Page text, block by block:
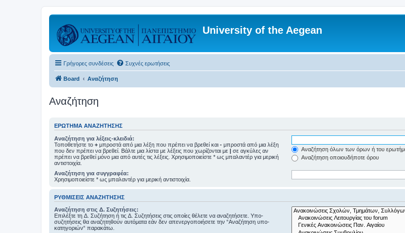
University of the Aegean
Γρήγορες συνδέσεις Συχνές ερωτήσεις
Board Αναζήτηση
Αναζήτηση
ΕΡΏΤΗΜΑ ΑΝΑΖΉΤΗΣΗΣ
Αναζήτηση για λέξεις-κλειδιά:
Τοποθετήστε το + μπροστά από μια λέξη που πρέπει να βρεθεί και - μπροστά από μια λέξη
που δεν πρέπει να βρεθεί. Βάλτε μια λίστα με λέξεις που χωρίζονται με | σε αγκύλες αν
πρέπει να βρεθεί μόνο μια από αυτές τις λέξεις. Χρησιμοποιείστε * ως μπαλαντέρ για μερική
αντιστοιχία.
Αναζήτηση όλων των όρων ή του
Αναζήτηση οποιουδήποτε όρου
Αναζήτηση για συγγραφέα:
Χρησιμοποιείστε * ως μπαλαντέρ για μερική αντιστοιχία.
ΡΥΘΜΊΣΕΙΣ ΑΝΑΖΉΤΗΣΗΣ
Αναζήτηση στις Δ. Συζητήσεις:
Επιλέξτε τη Δ. Συζήτηση ή τις Δ. Συζητήσεις στις οποίες θέλετε να αναζητήσετε. Υπο-
συζητήσεις θα αναζητηθούν αυτόματα εάν δεν απενεργοποιήσετε την “Αναζήτηση υπο-
κατηγοριών“ παρακάτω.